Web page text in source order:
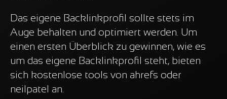
Das eigene Backlinkprofil sollte stets im
Auge behalten und optimiert werden. Um
einen ersten Überblick zu gewinnen, wie es
um das eigene Backlinkprofil steht, bieten
sich kostenlose tools von ahrefs oder
neilpatel an.